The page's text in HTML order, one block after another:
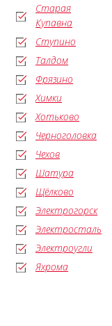
Старая
Купавна
Ступино
Талдом
Фрязино
Химки
Хотьково
Черноголовка
Чехов
Шатура
Щёлково
Электрогорск
Электросталь
Электроугли
Яхрома